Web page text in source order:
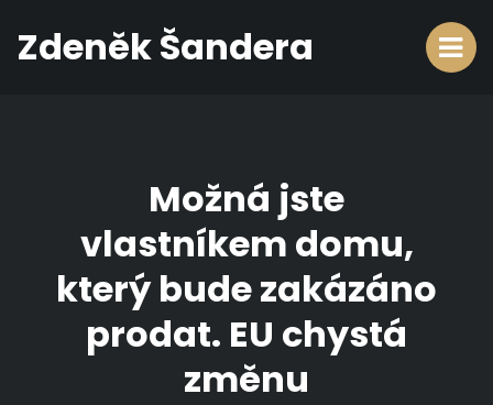
Zdeněk Šandera
Možná jste
vlastníkem domu,
který bude zakázáno
prodat. EU chystá
změnu